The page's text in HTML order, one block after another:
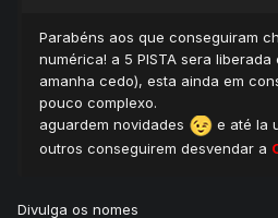
Parabéns aos que conseguiram
numérica! a 5 PISTA sera
amanha cedo), esta ainda em
pouco complexo.
aguardem novidades
e até la
outros conseguirem desvendar a
Divulga os nomes